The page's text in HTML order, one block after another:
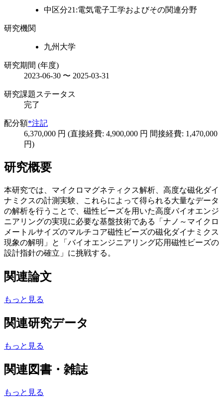
中区分21:電気電子工学およびその関連分野
研究機関
九州大学
研究期間 (年度)
2023-06-30 〜 2025-03-31
研究課題ステータス
完了
配分額*注記
6,370,000 円 (直接経費: 4,900,000 円 間接経費: 1,470,000
円)
研究概要
本研究では、マイクロマグネティクス解析、高度な磁化ダイ
ナミクスの計測実験、これらによって得られる大量なデータ
の解析を行うことで、磁性ビーズを用いた高度バイオエンジ
ニアリングの実現に必要な基盤技術である「ナノ～マイクロ
メートルサイズのマルチコア磁性ビーズの磁化ダイナミクス
現象の解明」と「バイオエンジニアリング応用磁性ビーズの
設計指針の確立」に挑戦する。
関連論文
もっと見る
関連研究データ
もっと見る
関連図書・雑誌
もっと見る